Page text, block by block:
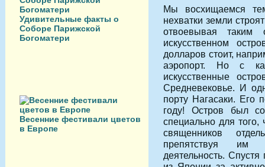
Удивительные факты о
Соборе Парижской
Богоматери
Весенние фестивали цветов
в Европе
Мы восхищаемся
нехватки земли
отвоевывая
искусственном
долларов стоит,
аэропорт. Но с
искусственные
Средневековье. И
порту Нагасаки. Его
году! Остров был
специально для того,
священников
препятствуя им
деятельность.